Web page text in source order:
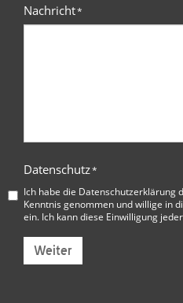
Nachricht*
Datenschutz*
Ich habe die Datenschutzerklärung
Kenntnis genommen und willige in
ein. Ich kann diese Einwilligung
Weiter